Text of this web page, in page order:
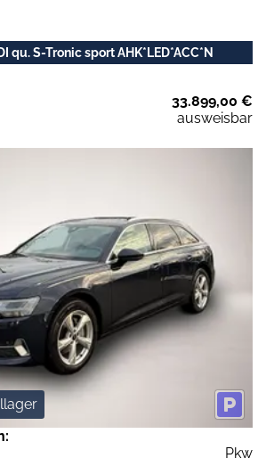
qu. S-Tronic sport AHK*LED*ACC*N
33.899,00 €
ausweisbar
Pkw